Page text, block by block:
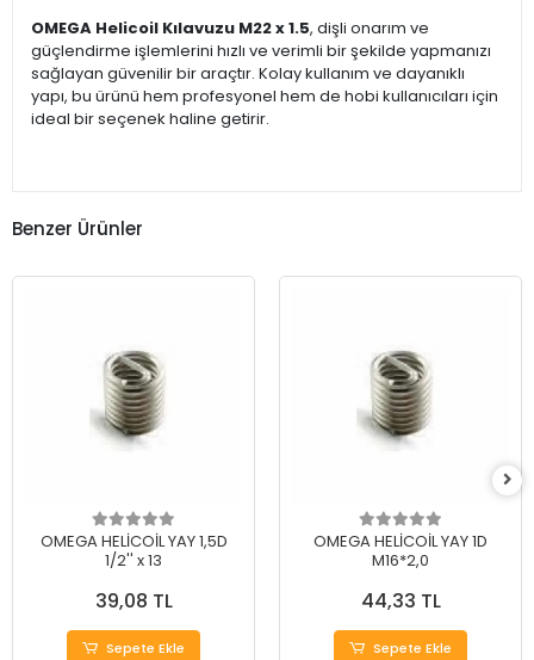
OMEGA Helicoil Kılavuzu M22 x 1.5, dişli onarım ve
güçlendirme işlemlerini hızlı ve verimli bir şekilde yapmanızı
sağlayan güvenilir bir araçtır. Kolay kullanım ve dayanıklı
yapı, bu ürünü hem profesyonel hem de hobi kullanıcıları için
ideal bir seçenek haline getirir.
Benzer Ürünler
OMEGA HELİCOİL YAY 1,5D
1/2'' x 13
39,08 TL
Sepete Ekle
OMEGA HELİCOİL YAY 1D
M16*2,0
44,33 TL
Sepete Ekle